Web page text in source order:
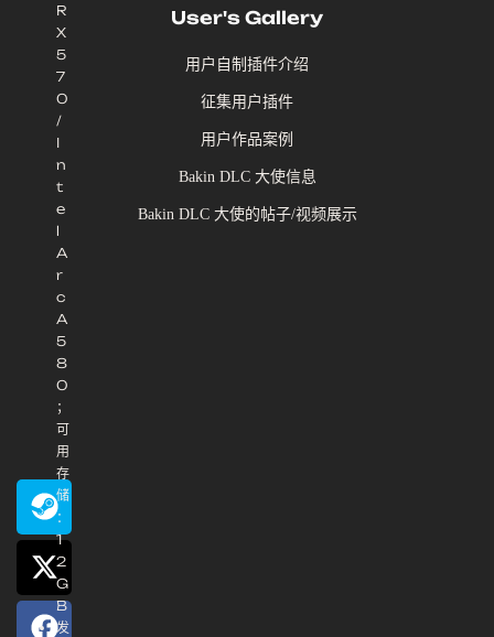
R
X
5
7
0
/
I
n
t
e
l
A
r
c
A
5
8
0
；
可
用
存
储
：
1
2
G
B
发
User's Gallery
用户自制插件介绍
征集用户插件
用户作品案例
Bakin DLC 大使信息
Bakin DLC 大使的帖子/视频展示